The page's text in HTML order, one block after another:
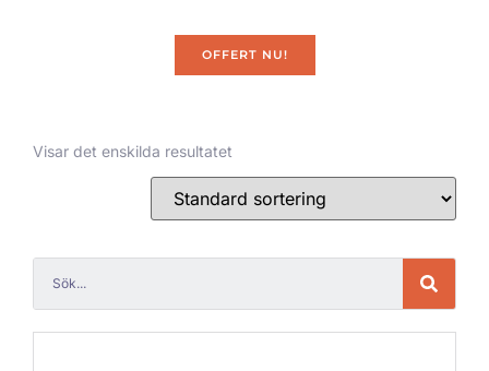
OFFERT NU!
Visar det enskilda resultatet